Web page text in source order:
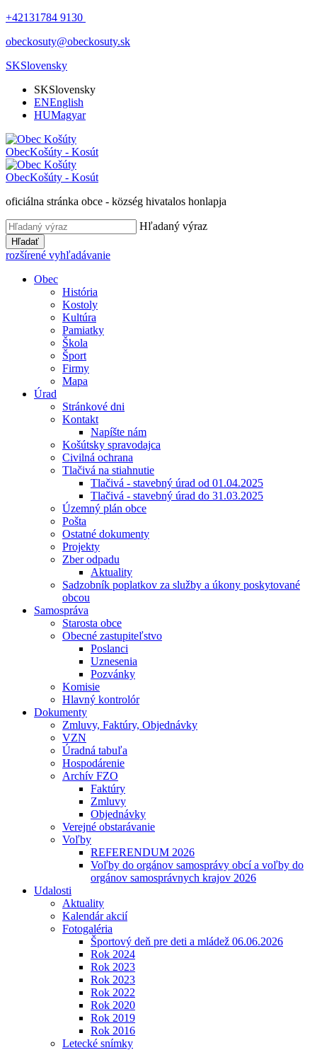
+42131784 9130
obeckosuty@obeckosuty.sk
SKSlovensky
SKSlovensky
ENEnglish
HUMagyar
ObecKošúty - Kosút
ObecKošúty - Kosút
oficiálna stránka obce - község hivatalos honlapja
Hľadaný výraz
Hľadať
rozšírené vyhľadávanie
Obec
História
Kostoly
Kultúra
Pamiatky
Škola
Šport
Firmy
Mapa
Úrad
Stránkové dni
Kontakt
Napíšte nám
Košútsky spravodajca
Civilná ochrana
Tlačivá na stiahnutie
Tlačivá - stavebný úrad od 01.04.2025
Tlačivá - stavebný úrad do 31.03.2025
Územný plán obce
Pošta
Ostatné dokumenty
Projekty
Zber odpadu
Aktuality
Sadzobník poplatkov za služby a úkony poskytované
obcou
Samospráva
Starosta obce
Obecné zastupiteľstvo
Poslanci
Uznesenia
Pozvánky
Komisie
Hlavný kontrolór
Dokumenty
Zmluvy, Faktúry, Objednávky
VZN
Úradná tabuľa
Hospodárenie
Archív FZO
Faktúry
Zmluvy
Objednávky
Verejné obstarávanie
Voľby
REFERENDUM 2026
Voľby do orgánov samosprávy obcí a voľby do
orgánov samosprávnych krajov 2026
Udalosti
Aktuality
Kalendár akcií
Fotogaléria
Športový deň pre deti a mládež 06.06.2026
Rok 2024
Rok 2023
Rok 2023
Rok 2022
Rok 2020
Rok 2019
Rok 2016
Letecké snímky